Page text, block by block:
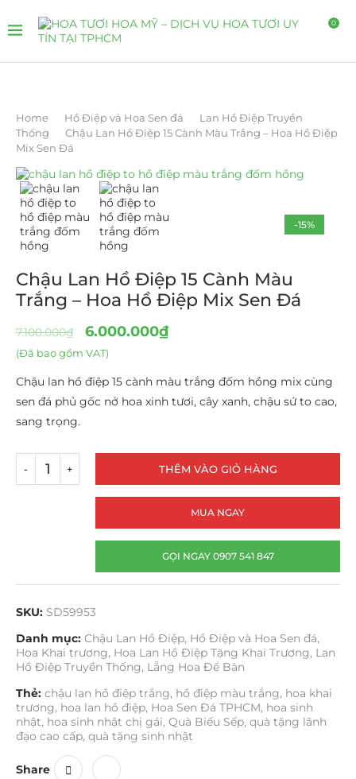
0
Home Hồ Điệp và Hoa Sen đá
Lan Hồ Điệp Truyền
Thống
Chậu Lan Hồ Điệp 15 Cành Màu Trắng – Hoa Hồ Điệp
Mix Sen Đá
-15%
Chậu Lan Hồ Điệp 15 Cành Màu
Trắng – Hoa Hồ Điệp Mix Sen Đá
7.100.000₫ 6.000.000₫
(Đã bao gồm VAT)
Chậu lan hồ điệp 15 cành màu trắng đốm hồng mix cùng
sen đá phủ gốc nở hoa xinh tươi, cây xanh, chậu sứ to cao,
sang trọng.
THÊM VÀO GIỎ HÀNG
MUA NGAY
GỌI NGAY 0907 541 847
SKU: SD59953
Danh mục: Chậu Lan Hồ Điệp, Hồ Điệp và Hoa Sen đá,
Hoa Khai trương, Hoa Lan Hồ Điệp Tặng Khai Trương, Lan
Hồ Điệp Truyền Thống, Lẵng Hoa Để Bàn
Thẻ: chậu lan hồ điệp trắng, hồ điệp màu trắng, hoa khai
trương, hoa lan hồ điệp, Hoa Sen Đá TPHCM, hoa sinh
nhật, hoa sinh nhật chị gái, Quà Biếu Sếp, quà tặng lãnh
đạo cao cấp, quà tặng sinh nhật
Share